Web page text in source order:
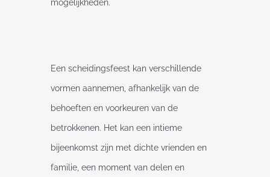
mogelijkheden.
Een scheidingsfeest kan verschillende
vormen aannemen, afhankelijk van de
behoeften en voorkeuren van de
betrokkenen. Het kan een intieme
bijeenkomst zijn met dichte vrienden en
familie, een moment van delen en